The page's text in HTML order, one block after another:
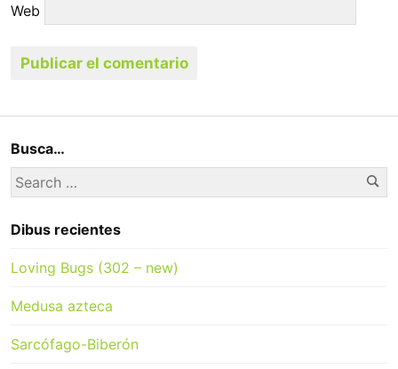
Web
Busca…
Search
for:
Dibus recientes
Loving Bugs (302 – new)
Medusa azteca
Sarcófago-Biberón